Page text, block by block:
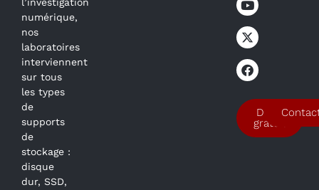
l’investigation
numérique,
nos
laboratoires
interviennent
sur tous
les types
de
supports
de
stockage :
disque
dur, SSD,
Devis
gratuit